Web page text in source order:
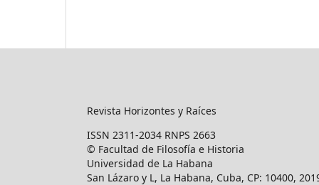
Revista Horizontes y Raíces
ISSN 2311-2034 RNPS 2663
© Facultad de Filosofía e Historia
Universidad de La Habana
San Lázaro y L, La Habana, Cuba, CP: 10400,